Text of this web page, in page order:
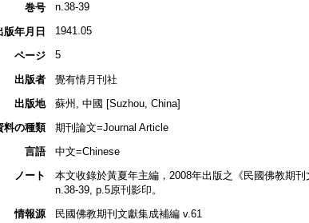
巻号
n.38-39
版年月日 1941.05
ページ 5
出版者
覺有情月刊社
出版地
蘇州, 中國 [Suzhou, China]
料の種類
期刊論文=Journal Article
言語
中文=Chinese
ノート
本文收錄於黃夏年主編，2008年出版之《民國佛教期
n.38-39, p.5原刊影印。
情報源
民國佛教期刊文獻集成補編 v.61